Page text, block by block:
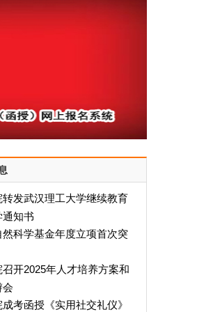
发武汉理工大学继续教育
通知书
科学基金年度立项首次突
开2025年人才培养方案和
会
考函授《实用社交礼仪》